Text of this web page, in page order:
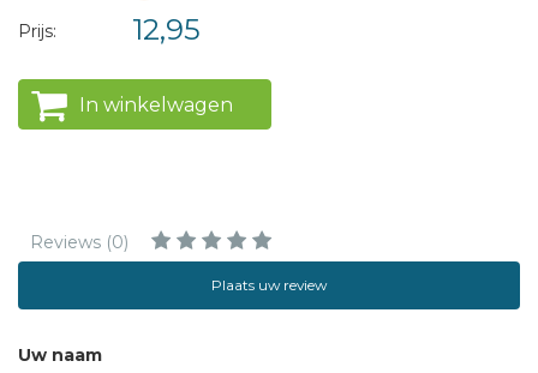
Prijs: 12,95
In winkelwagen
Reviews (0)
Plaats uw review
Uw naam